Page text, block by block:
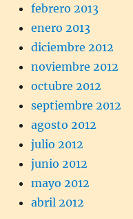
febrero 2013
enero 2013
diciembre 2012
noviembre 2012
octubre 2012
septiembre 2012
agosto 2012
julio 2012
junio 2012
mayo 2012
abril 2012